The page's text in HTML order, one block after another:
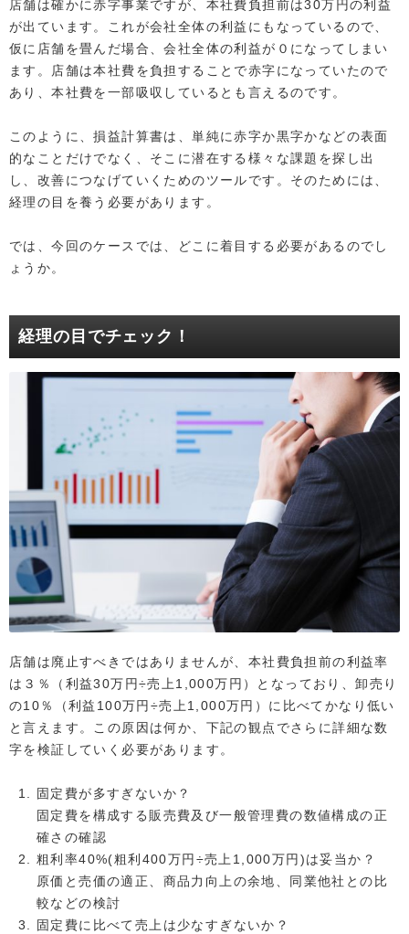
店舗は確かに赤字事業ですが、本社費負担前は30万円の利益
が出ています。これが会社全体の利益にもなっているので、
仮に店舗を畳んだ場合、会社全体の利益が０になってしまい
ます。店舗は本社費を負担することで赤字になっていたので
あり、本社費を一部吸収しているとも言えるのです。
このように、損益計算書は、単純に赤字か黒字かなどの表面
的なことだけでなく、そこに潜在する様々な課題を探し出
し、改善につなげていくためのツールです。そのためには、
経理の目を養う必要があります。
では、今回のケースでは、どこに着目する必要があるのでし
ょうか。
経理の目でチェック！
店舗は廃止すべきではありませんが、本社費負担前の利益率
は３％（利益30万円÷売上1,000万円）となっており、卸売り
の10％（利益100万円÷売上1,000万円）に比べてかなり低い
と言えます。この原因は何か、下記の観点でさらに詳細な数
字を検証していく必要があります。
固定費が多すぎないか？
固定費を構成する販売費及び一般管理費の数値構成の正
確さの確認
粗利率40%(粗利400万円÷売上1,000万円)は妥当か？
原価と売価の適正、商品力向上の余地、同業他社との比
較などの検討
固定費に比べて売上は少なすぎないか？